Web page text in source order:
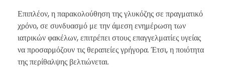
Επιπλέον, η παρακολούθηση της γλυκόζης σε πραγματικό
χρόνο, σε συνδυασμό με την άμεση ενημέρωση των
ιατρικών φακέλων, επιτρέπει στους επαγγελματίες υγείας
να προσαρμόζουν τις θεραπείες γρήγορα. Έτσι, η ποιότητα
της περίθαλψης βελτιώνεται.